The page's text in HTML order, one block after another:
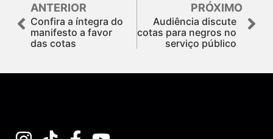
ANTERIOR
Confira a íntegra do
manifesto a favor
das cotas
PRÓXIMO
Audiência discute
cotas para negros no
serviço público